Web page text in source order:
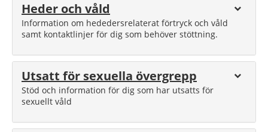
Heder och våld
Information om hededersrelaterat förtryck och våld
samt kontaktlinjer för dig som behöver stöttning.
Utsatt för sexuella övergrepp
Stöd och information för dig som har utsatts för
sexuellt våld